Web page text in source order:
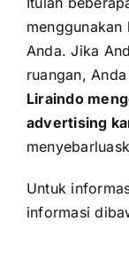
Anda. Jika
ruangan,
Liraindo
advertising
Untuk
informasi